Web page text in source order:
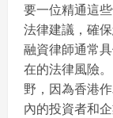
要一位精通這
法律建議，確
融資律師通常
在的法律風險
野，因為香港
內的投資者和